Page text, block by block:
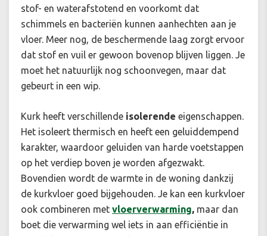
stof- en waterafstotend en voorkomt dat
schimmels en bacteriën kunnen aanhechten aan je
vloer. Meer nog, de beschermende laag zorgt ervoor
dat stof en vuil er gewoon bovenop blijven liggen. Je
moet het natuurlijk nog schoonvegen, maar dat
gebeurt in een wip.
Kurk heeft verschillende isolerende eigenschappen.
Het isoleert thermisch en heeft een geluiddempend
karakter, waardoor geluiden van harde voetstappen
op het verdiep boven je worden afgezwakt.
Bovendien wordt de warmte in de woning dankzij
de kurkvloer goed bijgehouden. Je kan een kurkvloer
ook combineren met vloerverwarming, maar dan
boet die verwarming wel iets in aan efficiëntie in